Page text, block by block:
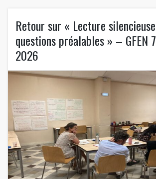
Retour sur « Lecture
questions préalables » – GFEN
2026